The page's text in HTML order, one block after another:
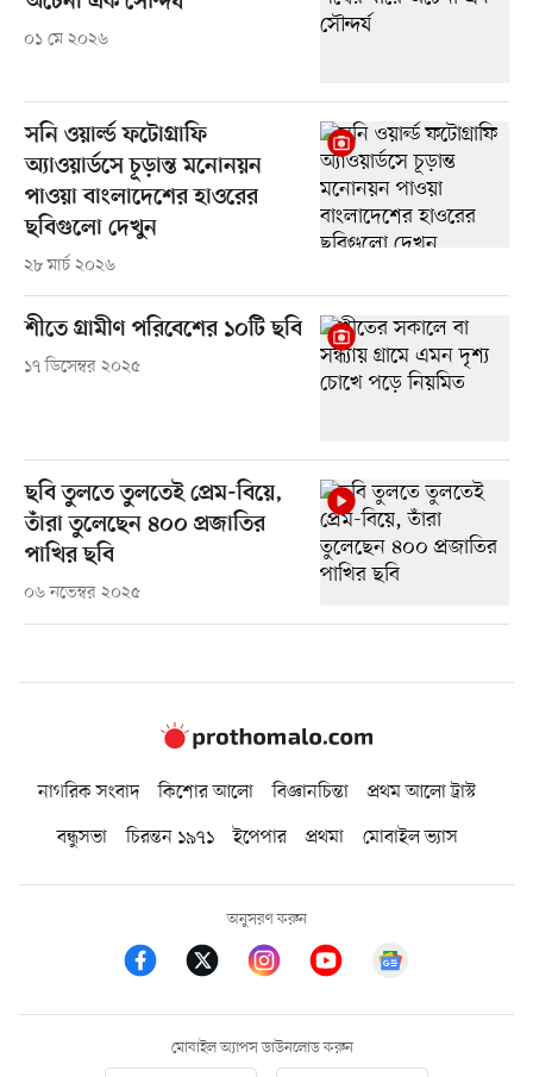
০১ মে ২০২৬
সনি ওয়ার্ল্ড ফটোগ্রাফি
অ্যাওয়ার্ডসে চূড়ান্ত মনোনয়ন
পাওয়া বাংলাদেশের হাওরের
ছবিগুলো দেখুন
২৮ মার্চ ২০২৬
শীতে গ্রামীণ পরিবেশের ১০টি ছবি
১৭ ডিসেম্বর ২০২৫
ছবি তুলতে তুলতেই প্রেম-বিয়ে,
তাঁরা তুলেছেন ৪০০ প্রজাতির
পাখির ছবি
০৬ নভেম্বর ২০২৫
নাগরিক সংবাদ কিশোর আলো বিজ্ঞানচিন্তা
প্রথম আলো ট্রাস্ট
বন্ধুসভা
চিরন্তন ১৯৭১ ইপেপার প্রথমা মোবাইল ভ্যাস
অনুসরণ করুন
মোবাইল অ্যাপস ডাউনলোড করুন